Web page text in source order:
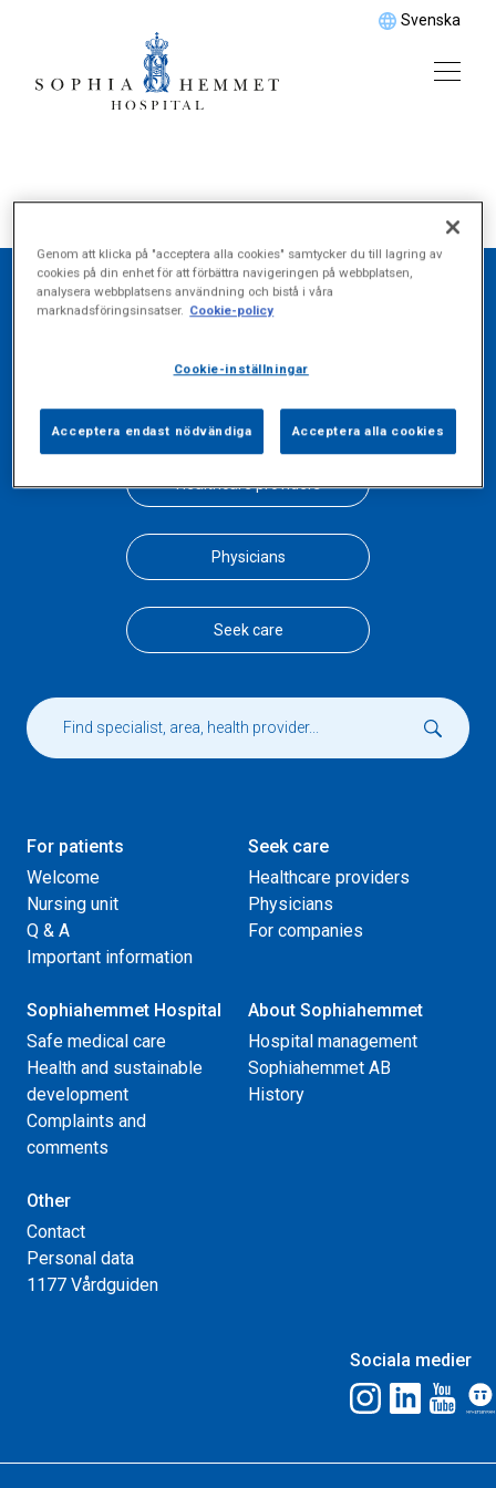
Svenska
below
Healthcare providers
Physicians
Seek care
For patients
Welcome
Nursing unit
Q & A
Important information
Seek care
Healthcare providers
Physicians
For companies
Sophiahemmet Hospital
Safe medical care
Health and sustainable
development
Complaints and
comments
About Sophiahemmet
Hospital management
Sophiahemmet AB
History
Other
Contact
Personal data
1177 Vårdguiden
Sociala medier
Genom att klicka på "acceptera alla cookies" samtycker du till lagring av
cookies på din enhet för att förbättra navigeringen på webbplatsen,
analysera webbplatsens användning och bistå i våra
marknadsföringsinsatser. Cookie-policy
Cookie-inställningar
Acceptera endast nödvändiga Acceptera alla cookies